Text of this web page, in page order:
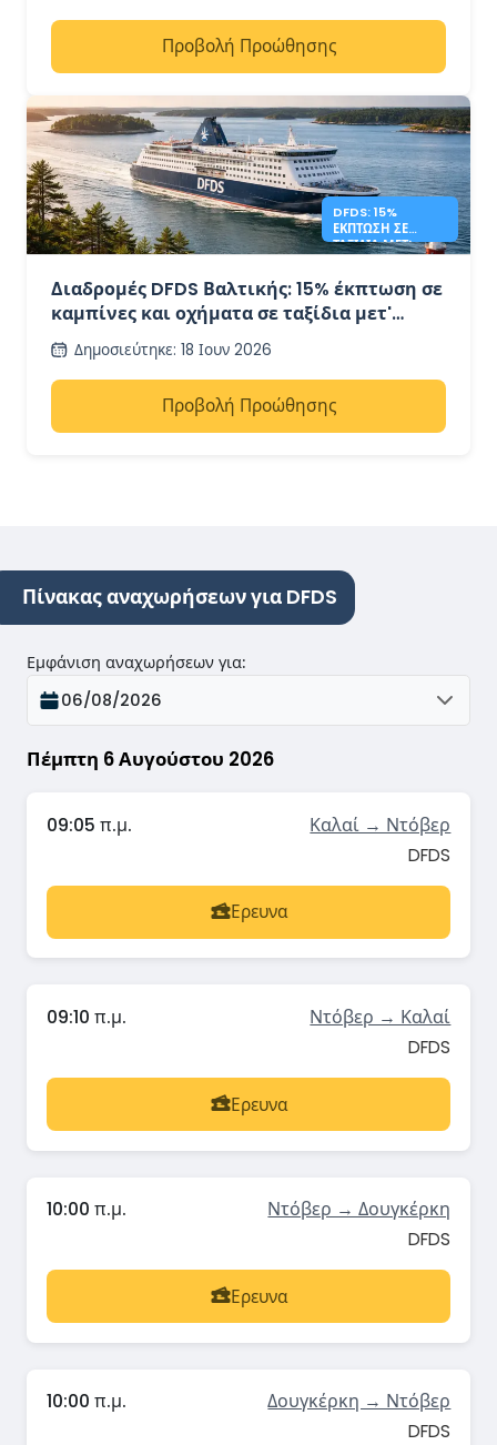
Προβολή Προώθησης
DFDS: 15%
ΈΚΠΤΩΣΗ ΣΕ
ΤΑΞΊΔΙΑ ΜΕΤ'
ΒΑΛΤΙΚΉ
Διαδρομές DFDS Βαλτικής: 15% έκπτωση σε
καμπίνες και οχήματα σε ταξίδια μετ'
επιστροφής
Δημοσιεύτηκε: 18 Ιουν 2026
Προβολή Προώθησης
Πίνακας αναχωρήσεων για DFDS
Πέμπτη 6 Αυγούστου 2026
Εμφάνιση αναχωρήσεων για:
06/08/2026
09:05 π.μ. Καλαί → Ντόβερ
DFDS
Ερευνα
09:10 π.μ. Ντόβερ → Καλαί
DFDS
Ερευνα
10:00 π.μ. Ντόβερ → Δουγκέρκη
DFDS
Ερευνα
10:00 π.μ. Δουγκέρκη → Ντόβερ
DFDS